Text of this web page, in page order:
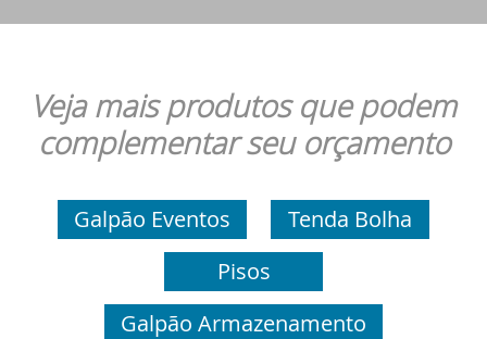
Veja mais produtos que podem
complementar seu orçamento
Galpão Eventos
Tenda Bolha
Pisos
Galpão Armazenamento